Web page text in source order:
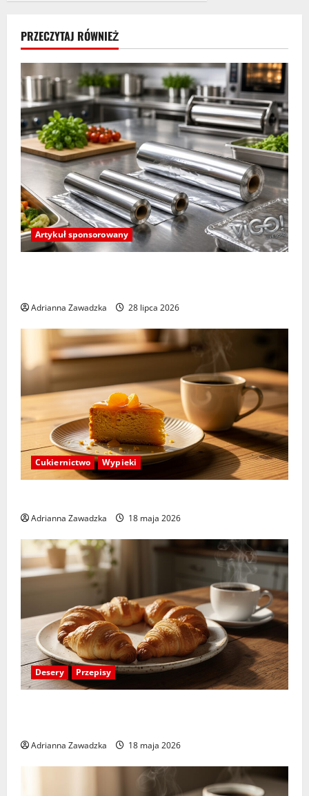
PRZECZYTAJ RÓWNIEŻ
Artykuł sponsorowany
Adrianna Zawadzka 28 lipca 2026
Cukiernictwo Wypieki
Adrianna Zawadzka 18 maja 2026
Desery Przepisy
Adrianna Zawadzka 18 maja 2026